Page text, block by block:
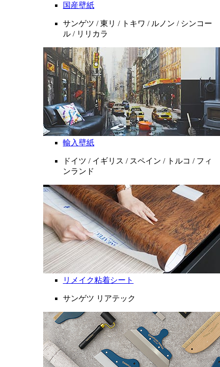
国産壁紙
サンゲツ / 東リ / トキワ / ルノン / シンコー
ル / リリカラ
輸入壁紙
ドイツ / イギリス / スペイン / トルコ / フィ
ンランド
リメイク粘着シート
サンゲツ リアテック